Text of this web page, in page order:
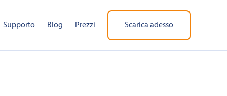
Supporto Blog Prezzi Scarica adesso